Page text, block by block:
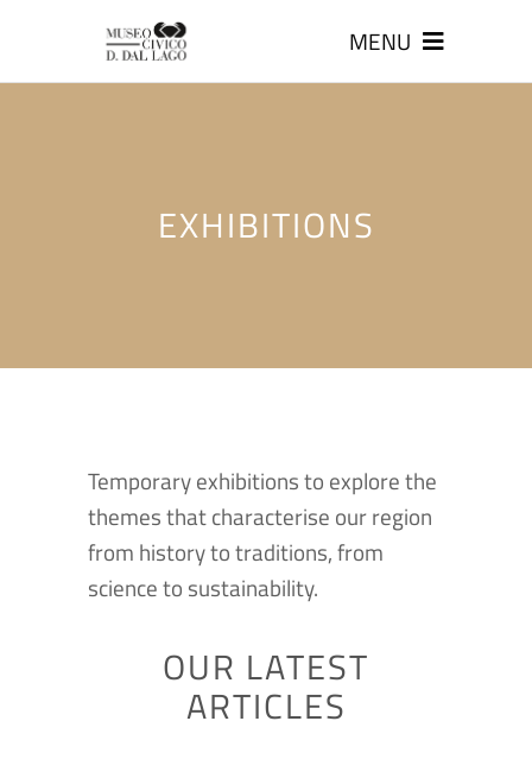
MENU
EXHIBITIONS
Temporary exhibitions to explore the
themes that characterise our region
from history to traditions, from
science to sustainability.
OUR LATEST
ARTICLES